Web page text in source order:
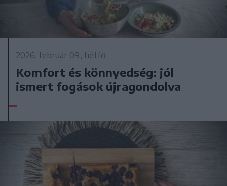
2026. február 09., hétfő
Komfort és könnyedség: jól
ismert fogások újragondolva